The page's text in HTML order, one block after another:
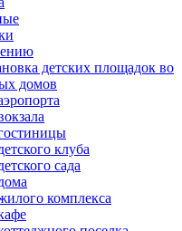
детских площадок во
домов
клуба
сада
комплекса